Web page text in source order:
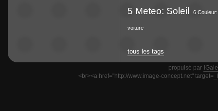
5 Meteo: Soleil 6
voiture
tous les tags
propulsé par
<br><a href="http://www.image-concept.net"